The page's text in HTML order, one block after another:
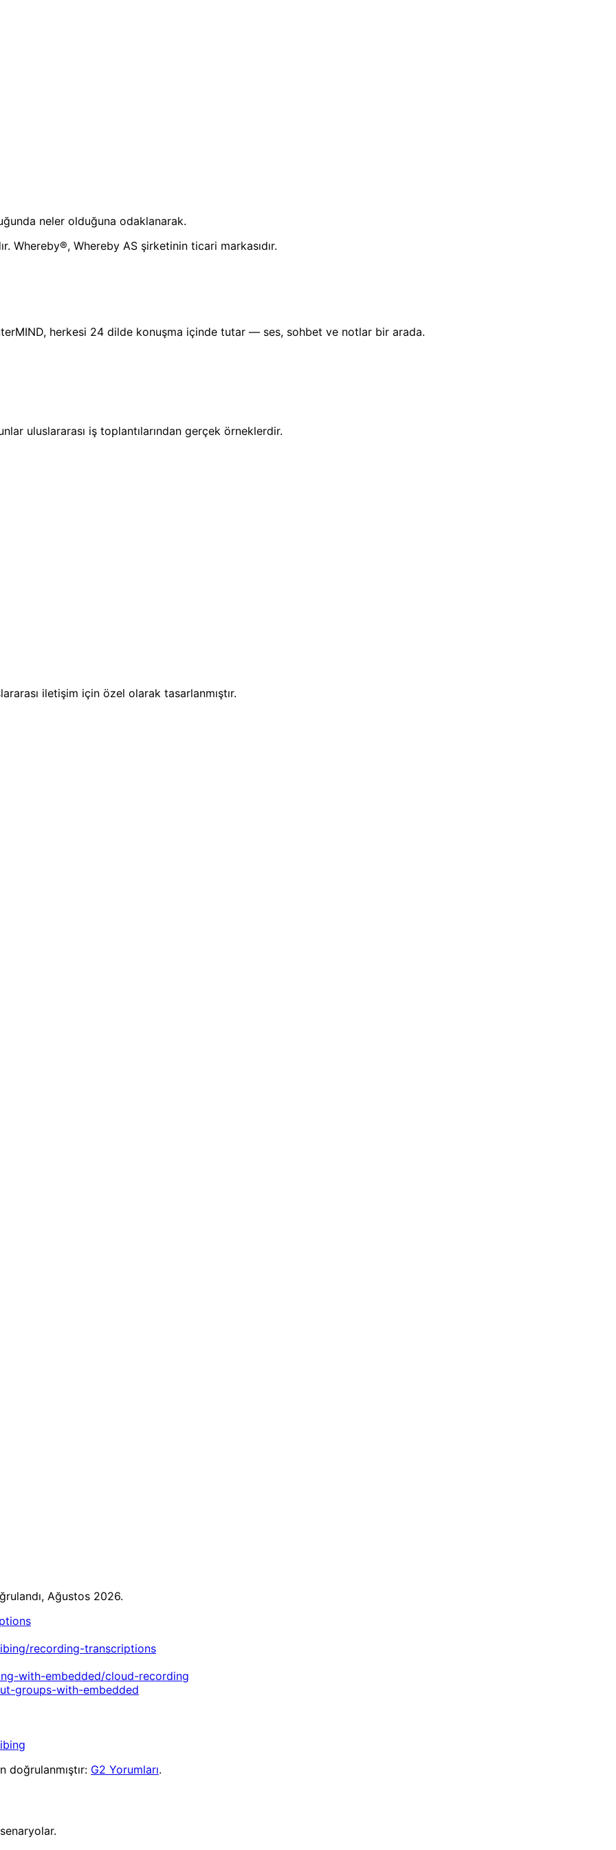
neler olduğuna odaklanarak.
Whereby®, Whereby AS şirketinin ticari markasıdır.
herkesi 24 dilde konuşma içinde tutar — ses, sohbet ve notlar bir arada.
uluslararası iş toplantılarından gerçek örneklerdir.
iletişim için özel olarak tasarlanmıştır.
Ağustos 2026.
recording-transcriptions
with-embedded/cloud-recording
groups-with-embedded
doğrulanmıştır: G2 Yorumları.